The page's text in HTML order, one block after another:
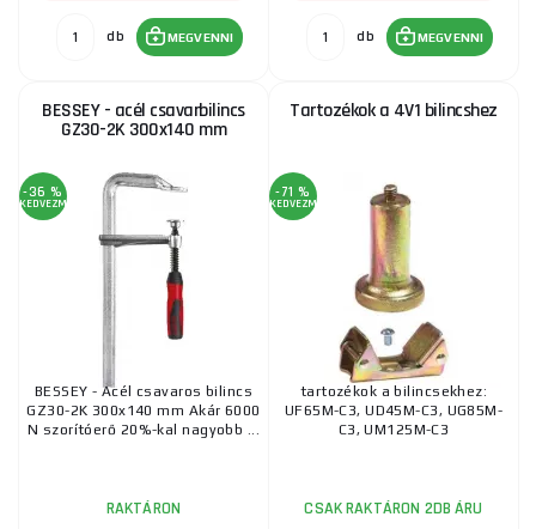
db MEGVENNI db MEGVENNI
BESSEY - acél csavarbilincs
GZ30-2K 300x140 mm
-36 %
KEDVEZMÉNY
BESSEY - Acél csavaros bilincs
GZ30-2K 300x140 mm Akár 6000
N szorítóerő 20%-kal nagyobb ...
RAKTÁRON
Tartozékok a 4V1 bilincshez
-71 %
KEDVEZMÉNY
tartozékok a bilincsekhez:
UF65M-C3, UD45M-C3, UG85M-
C3, UM125M-C3
CSAK RAKTÁRON 2DB ÁRU